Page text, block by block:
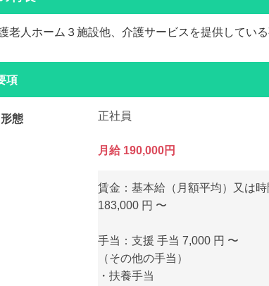
老人ホーム３施設他、介護サービスを提供してい
項
態 正社員
月給 190,000円
賃金：基本給（月額平均）又は
183,000 円 〜
手当：支援 手当 7,000 円 〜
（その他の手当）
・扶養手当